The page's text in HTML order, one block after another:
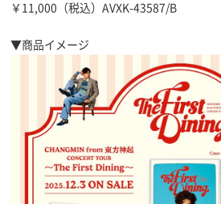
￥11,000（税込）AVXK-43587/B
▼商品イメージ